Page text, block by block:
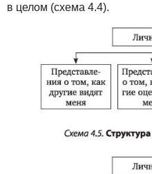
в целом (схема 4.4).